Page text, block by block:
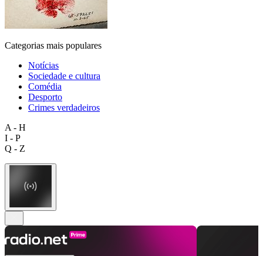
Categorias mais populares
Notícias
Sociedade e cultura
Comédia
Desporto
Crimes verdadeiros
A - H
I - P
Q - Z